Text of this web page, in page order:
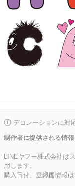
デコレーションに対
制作者に提供される情
LINEヤフー株式会社は
用します。
購入日付、登録国情報